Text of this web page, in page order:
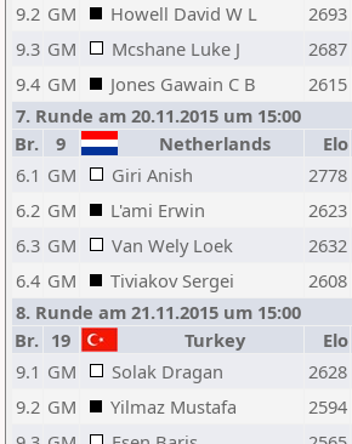
9.2 GM Howell David W L 2693
9.3 GM Mcshane Luke J 2687
9.4 GM Jones Gawain C B 2615
7. Runde am 20.11.2015 um 15:00
Br.
9 Netherlands Elo
6.1 GM Giri Anish 2778
6.2 GM L'ami Erwin 2623
6.3 GM Van Wely Loek 2632
6.4 GM Tiviakov Sergei 2608
8. Runde am 21.11.2015 um 15:00
Br. 19 Turkey Elo
9.1 GM Solak Dragan 2628
9.2 GM Yilmaz Mustafa 2594